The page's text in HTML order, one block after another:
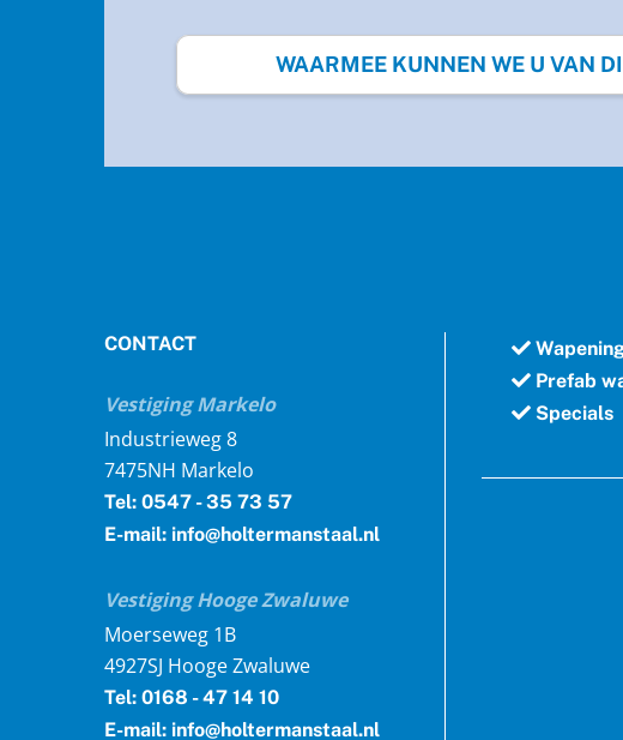
WAARMEE KUNNEN WE U VAN
CONTACT
Vestiging Markelo
Industrieweg 8
7475NH Markelo
Tel: 0547 - 35 73 57
E-mail: info@holtermanstaal.nl
Vestiging Hooge Zwaluwe
Moerseweg 1B
4927SJ Hooge Zwaluwe
Tel: 0168 - 47 14 10
E-mail: info@holtermanstaal.nl
Prefab
Specials